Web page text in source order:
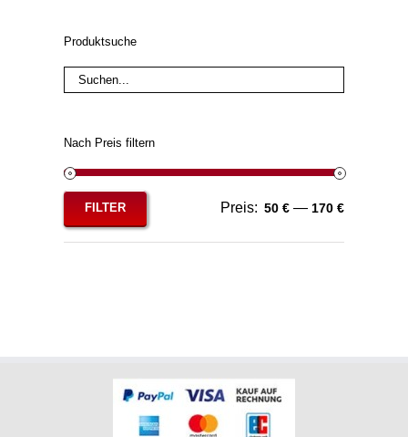
Produktsuche
Nach Preis filtern
Min.
Preis
Max.
Preis
FILTER Preis: 50 € — 170 €